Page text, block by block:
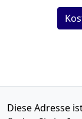
Diese Adresse